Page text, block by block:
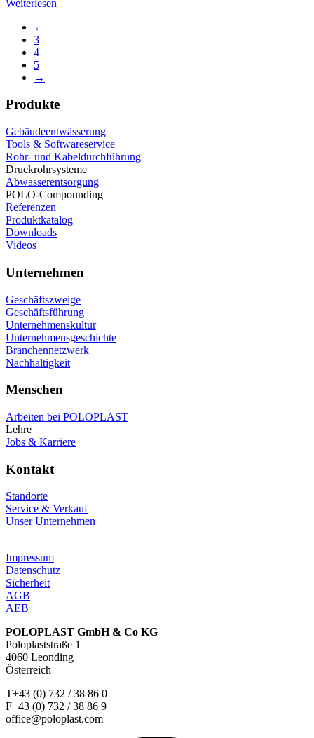
Weiterlesen
←
3
4
5
→
Produkte
Gebäudeentwässerung
Tools & Softwareservice
Rohr- und Kabeldurchführung
Druckrohrsysteme
Abwasserentsorgung
POLO-Compounding
Referenzen
Produktkatalog
Downloads
Videos
Unternehmen
Geschäftszweige
Geschäftsführung
Unternehmenskultur
Unternehmensgeschichte
Branchennetzwerk
Nachhaltigkeit
Menschen
Arbeiten bei POLOPLAST
Lehre
Jobs & Karriere
Kontakt
Standorte
Service & Verkauf
Unser Unternehmen
Impressum
Datenschutz
Sicherheit
AGB
AEB
POLOPLAST GmbH & Co KG
Poloplaststraße 1
4060 Leonding
Österreich
T+43 (0) 732 / 38 86 0
F+43 (0) 732 / 38 86 9
office@poloplast.com